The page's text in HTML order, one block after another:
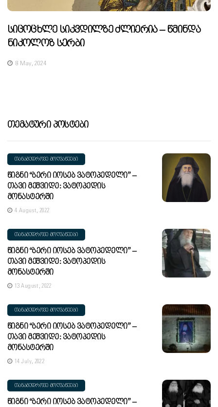
Სიცოცხლე Სიკვდილზე Ძლიერია – Წმინდა
Ნიკოლოზ Სერბი
8 May, 2024
Თემატური Პოსტები
ᲗᲐᲜᲐᲛᲔᲓᲠᲝᲕᲔ ᲛᲝᲦᲕᲐᲬᲔᲔᲑᲘ
Წიგნი “ბერი Იოსებ Ვატოპედელი” –
Თავი Მეშვიდე: Ვატოპედის
Მონასტერში
4 August, 2022
ᲗᲐᲜᲐᲛᲔᲓᲠᲝᲕᲔ ᲛᲝᲦᲕᲐᲬᲔᲔᲑᲘ
Წიგნი “ბერი Იოსებ Ვატოპედელი” –
Თავი Მეშვიდე: Ვატოპედის
Მონასტერში
13 August, 2022
ᲗᲐᲜᲐᲛᲔᲓᲠᲝᲕᲔ ᲛᲝᲦᲕᲐᲬᲔᲔᲑᲘ
Წიგნი “ბერი Იოსებ Ვატოპედელი” –
Თავი Მეშვიდე: Ვატოპედის
Მონასტერში
14 July, 2022
ᲗᲐᲜᲐᲛᲔᲓᲠᲝᲕᲔ ᲛᲝᲦᲕᲐᲬᲔᲔᲑᲘ
Წიგნი “ბერი Იოსებ Ვატოპედელი” –